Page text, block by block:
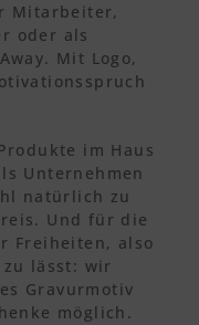
Mitarbeiter,
oder als
Mit Logo,
im Haus
Unternehmen
natürlich zu
Und für die
Freiheiten, also
lässt: wir
Gravurmotiv
möglich.